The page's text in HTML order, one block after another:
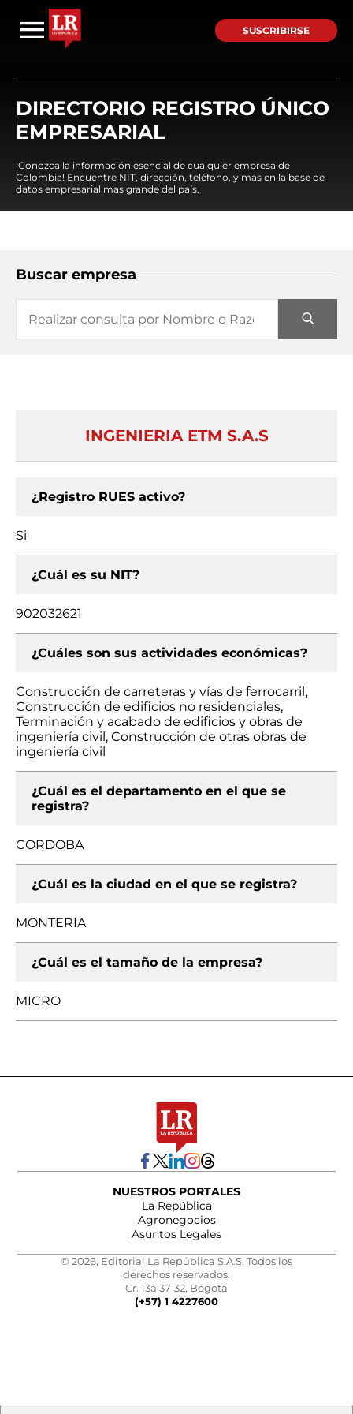
SUSCRIBIRSE
DIRECTORIO REGISTRO ÚNICO
EMPRESARIAL
¡Conozca la información esencial de cualquier empresa de
Colombia! Encuentre NIT, dirección, teléfono, y mas en la base de
datos empresarial mas grande del país.
Buscar empresa
INGENIERIA ETM S.A.S
¿Registro RUES activo?
Si
¿Cuál es su NIT?
902032621
¿Cuáles son sus actividades económicas?
Construcción de carreteras y vías de ferrocarril,
Construcción de edificios no residenciales,
Terminación y acabado de edificios y obras de
ingeniería civil, Construcción de otras obras de
ingeniería civil
¿Cuál es el departamento en el que se
registra?
CORDOBA
¿Cuál es la ciudad en el que se registra?
MONTERIA
¿Cuál es el tamaño de la empresa?
MICRO
NUESTROS PORTALES
La República
Agronegocios
Asuntos Legales
© 2026, Editorial La República S.A.S. Todos los
derechos reservados.
Cr. 13a 37-32, Bogotá
(+57) 1 4227600